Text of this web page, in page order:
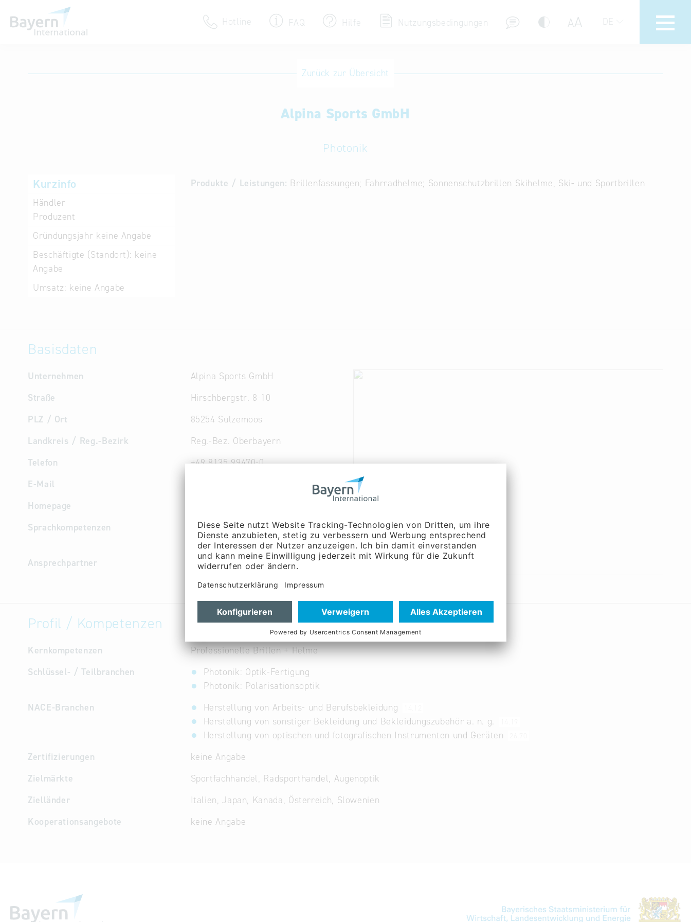
Hotline FAQ Hilfe Nutzungsbedingungen AA DE
Eintrag ändern / löschen
Aktualisieren Sie Ihren bestehenden Eintrag
Internationale Datenbanken
Zurück zur Übersicht
Alpina Sports GmbH
Photonik
Kurzinfo
Händler
Produzent
Gründungsjahr keine Angabe
Beschäftigte (Standort): keine
Angabe
Umsatz: keine Angabe
Produkte / Leistungen: Brillenfassungen; Fahrradhelme; Sonnenschutzbrillen Skihelme, Ski- und Sportbrillen
Basisdaten
Unternehmen
Alpina Sports GmbH
Straße
Hirschbergstr. 8-10
PLZ / Ort
85254 Sulzemoos
Landkreis / Reg.-Bezirk
Reg.-Bez. Oberbayern
Telefon
+49 8135 99470-0
E-Mail
Homepage
Sprachkompetenzen
Deutsch, Englisch, Französisch,
Italienisch, Spanisch
Ansprechpartner
Geschäftsführung: Herr Christophe
Profil / Kompetenzen
Kernkompetenzen
Professionelle Brillen + Helme
Schlüssel- / Teilbranchen
Photonik: Optik-Fertigung
Photonik: Polarisationsoptik
NACE-Branchen
Herstellung von Arbeits- und Berufsbekleidung
Herstellung von sonstiger Bekleidung und Bekleidungszubehör a. n. g.
Herstellung von optischen und fotografischen Instrumenten und Geräten
Zertifizierungen
keine Angabe
Zielmärkte
Sportfachhandel, Radsporthandel, Augenoptik
Zielländer
Italien, Japan, Kanada, Österreich, Slowenien
Kooperationsangebote
keine Angabe